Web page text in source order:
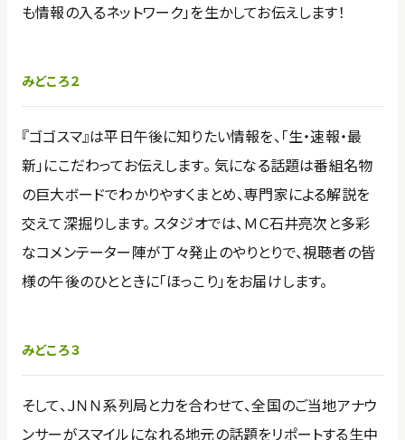
も情報の入るネットワーク」を生かしてお伝えします！
みどころ２
『ゴゴスマ』は平日午後に知りたい情報を、「生・速報・最
新」にこだわってお伝えします。 気になる話題は番組名物
の巨大ボードでわかりやすくまとめ、専門家による解説を
交えて深掘りします。 スタジオでは、ＭＣ石井亮次と多彩
なコメンテーター陣が丁々発止のやりとりで、視聴者の皆
様の午後のひとときに「ほっこり」をお届けします。
みどころ３
そして、ＪＮＮ系列局と力を合わせて、全国のご当地アナウ
ンサーがスマイルになれる地元の話題をリポートする生中